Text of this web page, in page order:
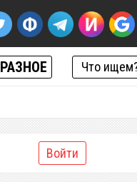
РАЗНОЕ
Войти